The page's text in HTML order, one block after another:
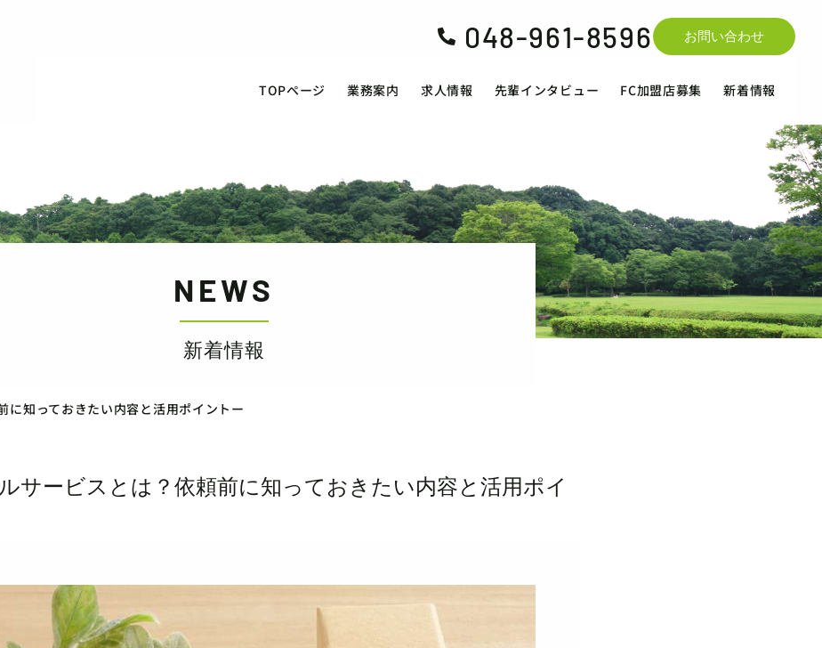
 048-961-8596 お問い合わせ
TOPページ 業務案内 求人情報 先輩インタビュー FC加盟店募集 新着情報
NEWS
新着情報
に知っておきたい内容と活用ポイントー
サービスとは？依頼前に知っておきたい内容と活用ポイ